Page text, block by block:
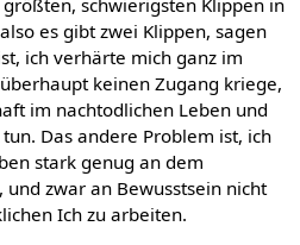
schwierigsten Klippen in
es gibt zwei Klippen, sagen
ich verhärte mich ganz im
keinen Zugang kriege,
im nachtodlichen Leben und
Das andere Problem ist, ich
stark genug an dem
zwar an Bewusstsein nicht
Ich zu arbeiten.